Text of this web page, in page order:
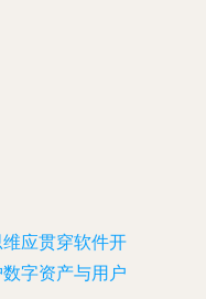
应贯穿软件开
字资产与用户